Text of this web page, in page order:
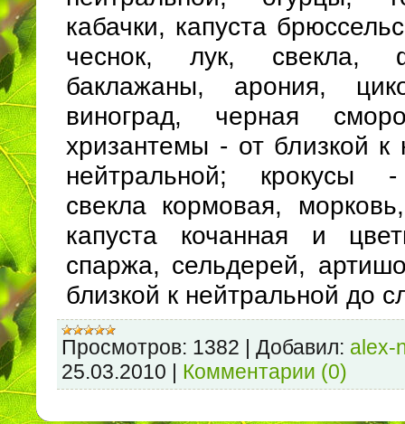
кабачки, капуста
чеснок, лук, свекла,
баклажаны, арония,
виноград, черная
хризантемы - от близкой к
нейтральной; крокусы
свекла кормовая,
капуста кочанная и
спаржа, сельдерей,
близкой к нейтральной до
Просмотров: 1382 Добавил: alex-
25.03.2010
Комментарии (0)